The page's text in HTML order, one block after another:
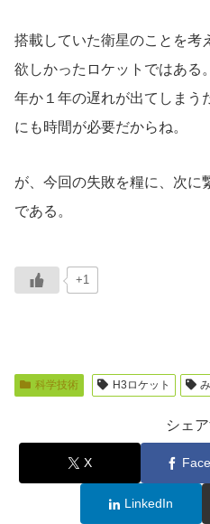
搭載していた衛星のことを考
欲しかったロケットではある
年か１年の遅れが出てしまう
にも時間が必要だからね。
が、今回の失敗を糧に、次に
である。
+1
科学技術 H3ロケット
シェ
X
LinkedIn